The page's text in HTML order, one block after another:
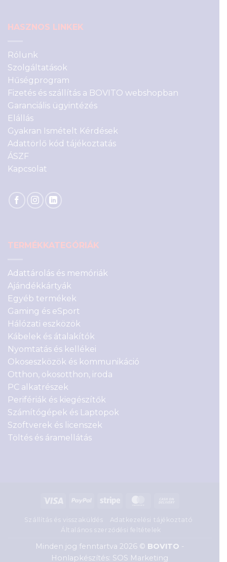
HASZNOS LINKEK
Rólunk
Szolgáltatások
Hűségprogram
Fizetés és szállítás a BOVITO webshopban
Garanciális ügyintézés
Elállás
Gyakran Ismételt Kérdések
Adattörlő kód tájékoztatás
ÁSZF
Kapcsolat
TERMÉKKATEGÓRIÁK
Adattárolás és memóriák
Ajándékkártyák
Egyéb termékek
Gaming és eSport
Hálózati eszközök
Kábelek és átalakítók
Nyomtatás és kellékei
Okoseszközök és kommunikáció
Otthon, okosotthon, iroda
PC alkatrészek
Perifériák és kiegészítők
Számítógépek és Laptopok
Szoftverek és licenszek
Töltés és áramellátás
Visa PayPal Stripe MasterCard
Delivery
Szállítás és visszaküldés
Adatkezelési tájékoztató
Általános szerződési feltételek
Minden jog fenntartva 2026 © BOVITO -
Honlapkészítés: SOS Marketing